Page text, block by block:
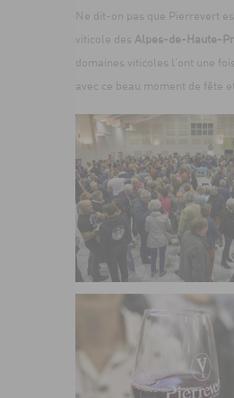
Ne dit-on pas que Pierrevert
viticole des Alpes-de-Haute-
domaines viticoles l’ont une
avec ce beau moment de fête